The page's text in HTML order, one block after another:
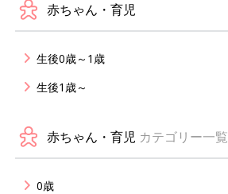
赤ちゃん・育児
生後0歳～1歳
生後1歳～
赤ちゃん・育児 カテゴリー一覧
0歳